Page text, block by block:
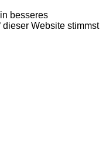
besseres
Website stimmst